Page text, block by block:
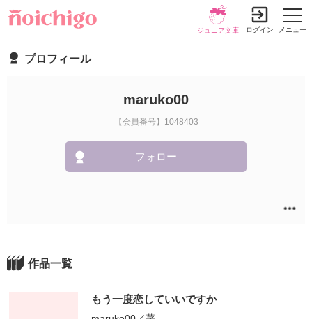
メニュー
ジュニア文庫 ログイン
プロフィール
maruko00
【会員番号】1048403
フォロー
作品一覧
もう一度恋していいですか